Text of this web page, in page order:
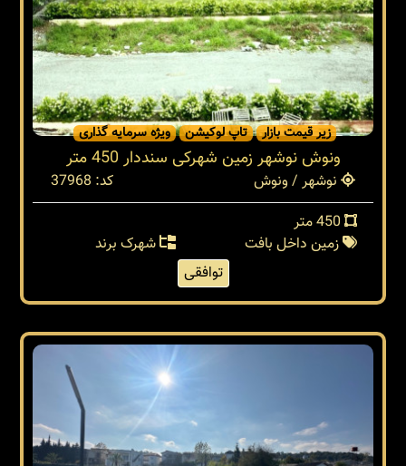
زیر قیمت بازار تاپ لوکیشن ویژه سرمایه گذاری
ونوش نوشهر زمین شهرکی سنددار 450 متر
نوشهر / ونوش
کد: 37968
زمین داخل بافت
شهرک برند
توافقی